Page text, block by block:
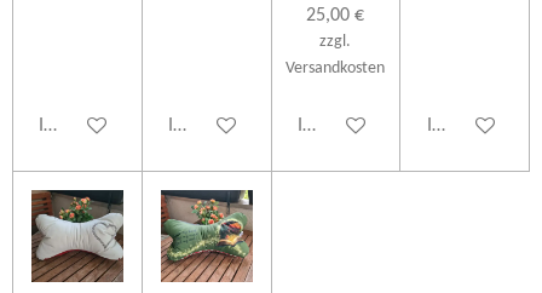
In den WarenkorbIn den Warenkorb
25,00 €
zzgl.
Versandkosten
In den WarenkorbIn den